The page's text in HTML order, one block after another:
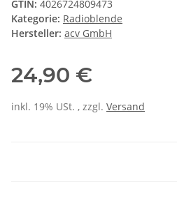
GTIN: 4026724809473
Kategorie: Radioblende
Hersteller: acv GmbH
24,90 €
inkl. 19% USt. , zzgl. Versand